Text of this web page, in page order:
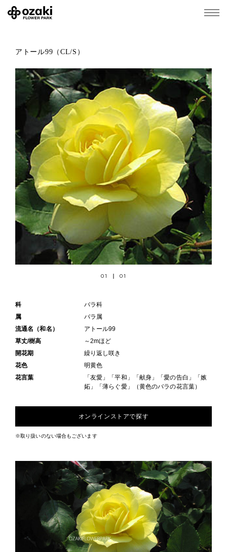
アトール99（CL/S）
01 01
科
バラ科
属
バラ属
流通名（和名）
アトール99
草丈/樹高
～2mほど
開花期
繰り返し咲き
花色
明黄色
花言葉
「友愛」「平和」「献身」「愛の告白」「嫉
妬」「薄らぐ愛」（黄色のバラの花言葉）
オンラインストアで探す
※取り扱いのない場合もございます